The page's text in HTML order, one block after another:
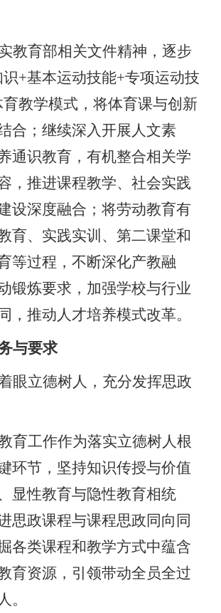
教育部相关文件精神，逐步
识+基本运动技能+专项运动技
教学模式，将体育课与创新
合；继续深入开展人文素
通识教育，有机整合相关学
，推进课程教学、社会实践
设深度融合；将劳动教育有
育、实践实训、第二课堂和
等过程，不断深化产教融
锻炼要求，加强学校与行业
，推动人才培养模式改革。
与要求
着眼立德树人，充分发挥思政
育工作作为落实立德树人根
环节，坚持知识传授与价值
显性教育与隐性教育相统
思政课程与课程思政同向同
各类课程和教学方式中蕴含
育资源，引领带动全员全过
。